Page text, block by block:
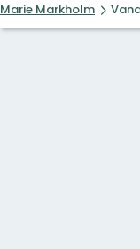
Marie Markholm